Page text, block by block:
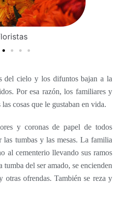
del cielo y los difuntos bajan a la
Por esa razón, los familiares y
cosas que le gustaban en vida.
y coronas de papel de todos
las tumbas y las mesas. La familia
al cementerio llevando sus ramos
del ser amado, se encienden
otras ofrendas. También se reza y